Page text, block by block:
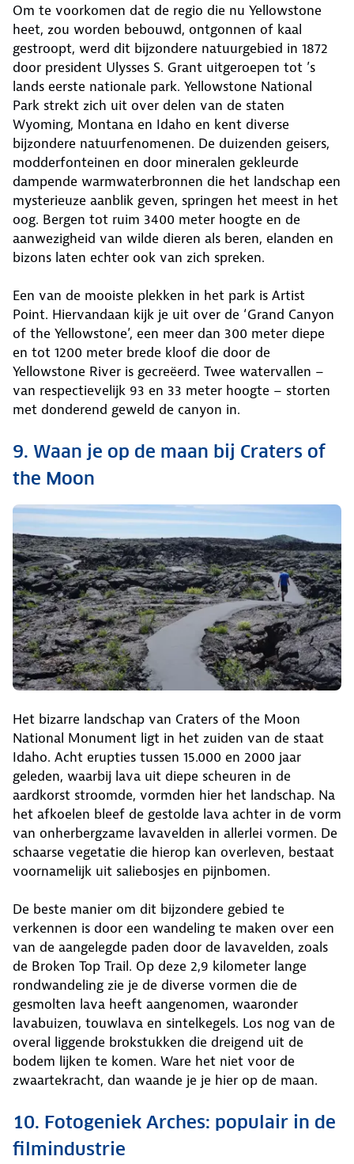
Om te voorkomen dat de regio die nu Yellowstone
heet, zou worden bebouwd, ontgonnen of kaal
gestroopt, werd dit bijzondere natuurgebied in 1872
door president Ulysses S. Grant uitgeroepen tot ’s
lands eerste nationale park. Yellowstone National
Park strekt zich uit over delen van de staten
Wyoming, Montana en Idaho en kent diverse
bijzondere natuurfenomenen. De duizenden geisers,
modderfonteinen en door mineralen gekleurde
dampende warmwaterbronnen die het landschap een
mysterieuze aanblik geven, springen het meest in het
oog. Bergen tot ruim 3400 meter hoogte en de
aanwezigheid van wilde dieren als beren, elanden en
bizons laten echter ook van zich spreken.
Een van de mooiste plekken in het park is Artist
Point. Hiervandaan kijk je uit over de ‘Grand Canyon
of the Yellowstone’, een meer dan 300 meter diepe
en tot 1200 meter brede kloof die door de
Yellowstone River is gecreëerd. Twee watervallen –
van respectievelijk 93 en 33 meter hoogte – storten
met donderend geweld de canyon in.
9. Waan je op de maan bij Craters of
the Moon
Het bizarre landschap van Craters of the Moon
National Monument ligt in het zuiden van de staat
Idaho. Acht erupties tussen 15.000 en 2000 jaar
geleden, waarbij lava uit diepe scheuren in de
aardkorst stroomde, vormden hier het landschap. Na
het afkoelen bleef de gestolde lava achter in de vorm
van onherbergzame lavavelden in allerlei vormen. De
schaarse vegetatie die hierop kan overleven, bestaat
voornamelijk uit saliebosjes en pijnbomen.
De beste manier om dit bijzondere gebied te
verkennen is door een wandeling te maken over een
van de aangelegde paden door de lavavelden, zoals
de Broken Top Trail. Op deze 2,9 kilometer lange
rondwandeling zie je de diverse vormen die de
gesmolten lava heeft aangenomen, waaronder
lavabuizen, touwlava en sintelkegels. Los nog van de
overal liggende brokstukken die dreigend uit de
bodem lijken te komen. Ware het niet voor de
zwaartekracht, dan waande je je hier op de maan.
10. Fotogeniek Arches: populair in de
filmindustrie